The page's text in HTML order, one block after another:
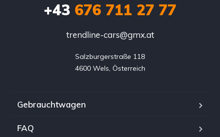
+43 676 711 27 77
trendline-cars@gmx.at
Salzburgerstraße 118
4600 Wels, Österreich
Gebrauchtwagen
FAQ